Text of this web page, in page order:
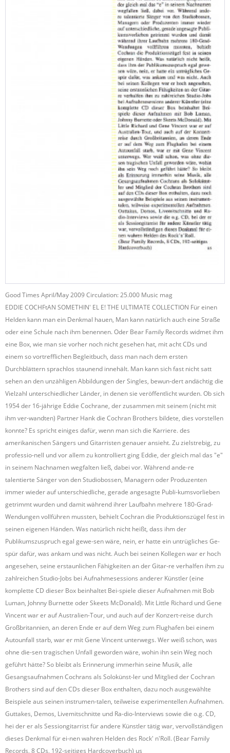
Good Times April/May 2009 Circulation: 25.000 Music mag
EDDIE COCHFtAN SOMETHIN' EL E! THE ULTIMATE COLLECTION Für einen
Helden kann man ein Denkmal hauen, Man kann natürlich auch eine Straße
oder eine Schule nach ihm benennen. Oder Bear Family Records widmet ihm
eine Box, wie man sie vorher noch nicht gesehen hat, mit acht CDs und
einem so vortrefflichen Begleitbuch, dass man nach dem ersten
Durchblättern sprachlos staunend innehält. Man kann sich fast nicht satt
sehen an den unzähligen Abbildungen der Singles, bewun-dert andächtig die
Vielzahl unterschiedlicher Länder, in denen sie veröffentlicht wurden. Ob sich
1954 der 16-jährige Eddie Cochrane, der zusammen mit seinem (nicht mit
ihm ver-wandten) Partner Hank die Cochran Brothers bildete, dies vorstellen
konnte? Es spricht einiges dafür, wenn man sich die Karriere. des
amerikanischen Sängers und Gitarristen genauer ansieht. Zu zielstrebig, zu
professio-nell und vor allem zu kontrolliert ging Eddie, der gleich mal das "e"
in seinem Nachnamen wegfalten ließ, dabei vor. Während ande-re
talentierte Sänger von den Studiobossen, Managern oder Produzenten
immer wieder auf unterschiedliche, gerade angesagte Publi-kumsvorlieben
getrimmt wurden und damit während ihrer Laufbahn mehrere 180-Grad-
Wendungen vollführen mussten, behielt Cochran die Produktionszügel fest in
seinen eigenen Händen. Was natürlich nicht heißt, dass ihm der
Publikumszuspruch egal gewe-sen wäre, nein, er hatte ein untrügliches Ge-
spür dafür, was ankam und was nicht. Auch bei seinen Kollegen war er hoch
angesehen, seine erstaunlichen Fähigkeiten an der Gitar-re verhalfen ihm zu
zahlreichen Studio-Jobs bei Aufnahmesessions anderer Künstler (eine
komplette CD dieser Box beinhaltet Bei-spiele dieser Aufnahmen mit Bob
Luman, Johnny Burnette oder Skeets McDonald). Mit Little Richard und Gene
Vincent war er auf Australien-Tour, und auch auf der Konzert-reise durch
Großbritannien, an deren Ende er auf dem Weg zum Flughafen bei einem
Autounfall starb, war er mit Gene Vincent unterwegs. Wer weiß schon, was
ohne die-sen tragischen Unfall geworden wäre, wohin ihn sein Weg noch
geführt hätte? So bleibt als Erinnerung immerhin seine Musik, alle
Gesangsaufnahmen Cochrans als Solokünst-ler und Mitglied der Cochran
Brothers sind auf den CDs dieser Box enthalten, dazu noch ausgewählte
Beispiele aus seinen instrumen-talen, teilweise experimentellen Aufnahmen.
Guttakes, Demos, Livemitschnitte und Ra-dio-Interviews sowie die o.g. CD,
hei der er als Sessiongitarrist für andere Künstler tätig war, vervollständigen
dieses Denkmal für ei-nen wahren Helden des Rock' n'Roll. (Bear Family
Records, 8 CDs, 192-seitiges Hardcoverbuch) us